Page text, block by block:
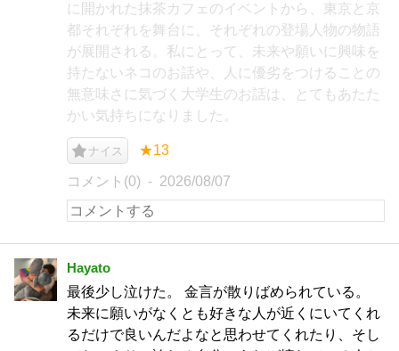
に開かれた抹茶カフェのイベントから、東京と京
都それぞれを舞台に、それぞれの登場人物の物語
が展開される。私にとって、未来や願いに興味を
持たないネコのお話や、人に優劣をつけることの
無意味さに気づく大学生のお話は、とてもあたた
かい気持ちになりました。
ナイス ★13
コメント(0) 2026/08/07
Hayato
最後少し泣けた。 金言が散りばめられている。
未来に願いがなくとも好きな人が近くにいてくれ
るだけで良いんだよなと思わせてくれたり、そし